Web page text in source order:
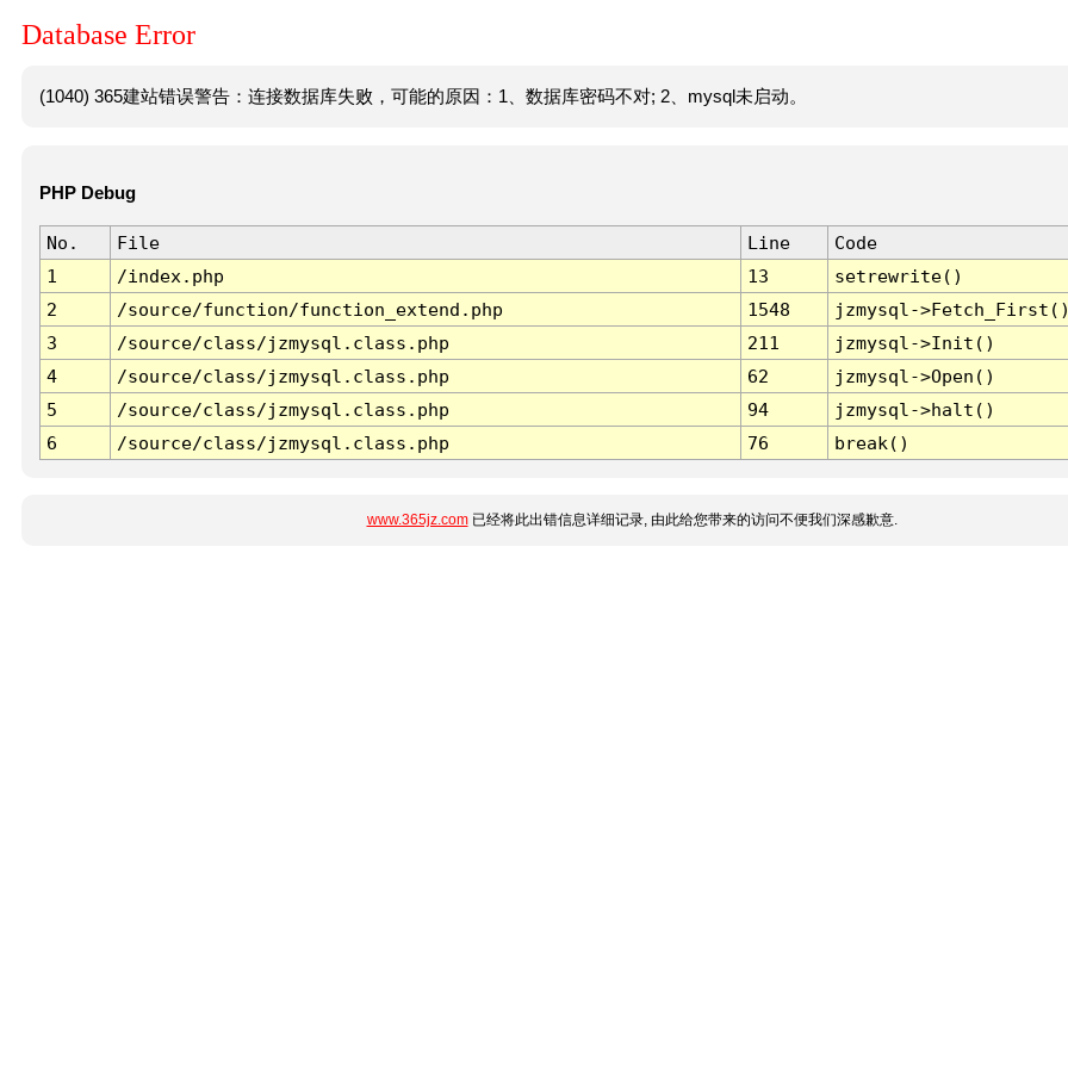
Database Error
(1040) 365建站错误警告：连接数据库失败，可能的原因：1、数据库密码不对; 2、mysql未启动。
PHP Debug
No. File Line
Code
1
/index.php 13
setrewrite()
2
/source/function/function_extend.php 1548
jzmysql-
3
/source/class/jzmysql.class.php 211
jzmysql->Init()
4
/source/class/jzmysql.class.php 62
jzmysql->Open()
5
/source/class/jzmysql.class.php 94
jzmysql->halt()
6
/source/class/jzmysql.class.php 76 break()
www.365jz.com已经将此出错信息详细记录, 由此给您带来的访问不便我们深感歉意.